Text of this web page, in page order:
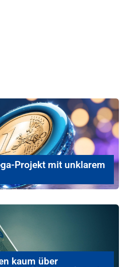
Projekt mit unklarem
kaum über